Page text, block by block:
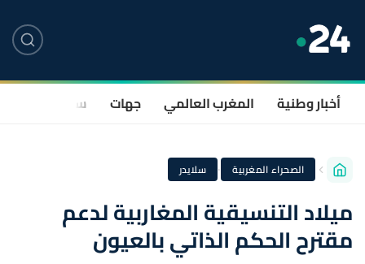
أخبار وطنية المغرب العالمي جهات سياسة
الصحراء المغربية · سلايدر
ميلاد التنسيقية المغاربية لدعم
مقترح الحكم الذاتي بالعيون